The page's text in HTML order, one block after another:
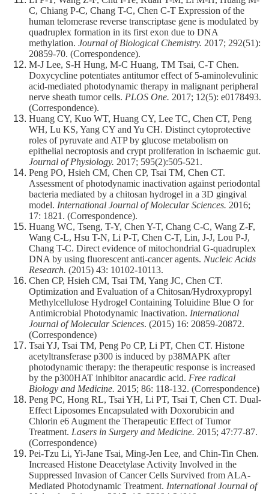
C, Chiang P-C, Chang T-C, Chen C-T Expression of the
human telomerase reverse transcriptase gene is modulated by
quadruplex formation in its first exon due to DNA
methylation. Journal of Biological Chemistry. 2017; 292(51):
20859-70. (Correspondence).
M-J Lee, S-H Hung, M-C Huang, TM Tsai, C-T Chen.
Doxycycline potentiates antitumor effect of 5-aminolevulinic
acid-mediated photodynamic therapy in malignant peripheral
nerve sheath tumor cells. PLOS One. 2017; 12(5): e0178493.
(Correspondence).
Huang CY, Kuo WT, Huang CY, Lee TC, Chen CT, Peng
WH, Lu KS, Yang CY and Yu CH. Distinct cytoprotective
roles of pyruvate and ATP by glucose metabolism on
epithelial necroptosis and crypt proliferation in ischaemic gut.
Journal of Physiology. 2017; 595(2):505-521.
Peng PO, Hsieh CM, Chen CP, Tsai TM, Chen CT.
Assessment of photodynamic inactivation against periodontal
bacteria mediated by a chitosan hydrogel in a 3D gingival
model. International Journal of Molecular Sciences. 2016;
17: 1821. (Correspondence).
Huang WC, Tseng, T-Y, Chen Y-T, Chang C-C, Wang Z-F,
Wang C-L, Hsu T-N, Li P-T, Chen C-T, Lin, J-J, Lou P-J,
Chang T-C. Direct evidence of mitochondrial G-quadruplex
DNA by using fluorescent anti-cancer agents. Nucleic Acids
Research. (2015) 43: 10102-10113.
Chen CP, Hsieh CM, Tsai TM, Yang JC, Chen CT.
Optimization and Evaluation of a Chitosan/Hydroxypropyl
Methylcellulose Hydrogel Containing Toluidine Blue O for
Antimicrobial Photodynamic Inactivation. International
Journal of Molecular Sciences. (2015) 16: 20859-20872.
(Correspondence)
Tsai YJ, Tsai TM, Peng Po CP, Li PT, Chen CT. Histone
acetyltransferase p300 is induced by p38MAPK after
photodynamic therapy: the therapeutic response is increased
by the p300HAT inhibitor anacardic acid. Free radical
Biology and Medicine. 2015; 86: 118-132. (Correspondence)
Peng PC, Hong RL, Tsai YH, Li PT, Tsai T, Chen CT. Dual-
Effect Liposomes Encapsulated with Doxorubicin and
Chlorin e6 Augment the Therapeutic Effect of Tumor
Treatment. Lasers in Surgery and Medicine. 2015; 47:77-87.
(Correspondence)
Pei-Tzu Li, Yi-Jane Tsai, Ming-Jen Lee, and Chin-Tin Chen.
Increased Histone Deacetylase Activity Involved in the
Suppressed Invasion of Cancer Cells Survived from ALA-
Mediated Photodynamic Treatment. International Journal of